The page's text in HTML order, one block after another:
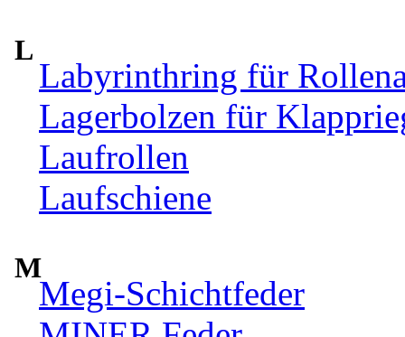
L
Labyrinthring für
Lagerbolzen für
Laufrollen
Laufschiene
M
Megi-Schichtfeder